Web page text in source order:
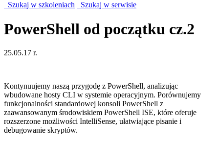
Szukaj w szkoleniach
Szukaj w serwisie
PowerShell od początku cz.2
25.05.17 r.
Kontynuujemy naszą przygodę z PowerShell, analizując
wbudowane hosty CLI w systemie operacyjnym. Porównujemy
funkcjonalności standardowej konsoli PowerShell z
zaawansowanym środowiskiem PowerShell ISE, które oferuje
rozszerzone możliwości IntelliSense, ułatwiające pisanie i
debugowanie skryptów.